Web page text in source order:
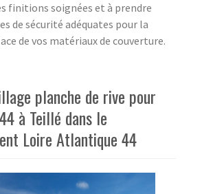
finitions soignées et à prendre
de sécurité adéquates pour la
de vos matériaux de couverture.
planche de rive pour
à Teillé dans le
Loire Atlantique 44